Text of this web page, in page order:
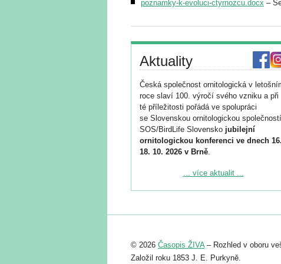
poznamky-k-evoluci-ctyrnozcu.docx –
Aktuality
Česká společnost ornitologická v
roce slaví 100. výročí svého vzniku a při
té příležitosti pořádá ve spolupráci
se Slovenskou ornitologickou společností
SOS/BirdLife Slovensko jubilejní
ornitologickou konferenci ve dnech
18. 10. 2026 v Brně.
Podrobnější informace ke konferenci
Registrovat se můžete do 6. září.
abstraktu přihlášené přednášky nebo
posteru je už 30. června.
... více aktualit ...
© 2026 Časopis ŽIVA– Rozhled v oboru
Založil roku 1853 J. E. Purkyně.